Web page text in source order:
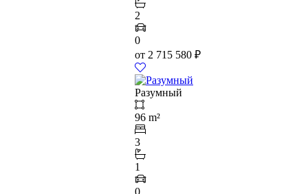
2
0
от 2 715 580 ₽
Разумный
96 m²
3
1
0